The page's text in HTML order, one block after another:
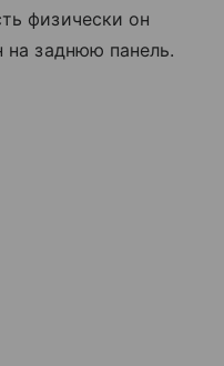
физически он
на заднюю панель.